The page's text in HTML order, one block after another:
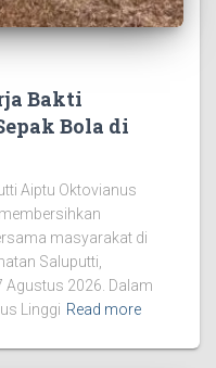
Bakti
Bola di
Aiptu Oktovianus
masyarakat di
Saluputti,
Agustus 2026. Dalam
Linggi Read more